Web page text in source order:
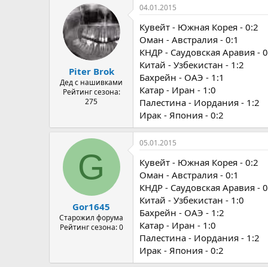
Piter Brok
Дед с нашивками
Рейтинг сезона:
275
04.01.2015
Кувейт - Южная Корея - 0:2
Оман - Австралия - 0:1
КНДР - Саудовская Аравия -
Китай - Узбекистан - 1:2
Бахрейн - ОАЭ - 1:1
Катар - Иран - 1:0
Палестина - Иордания - 1:2
Ирак - Япония - 0:2
G
Gor1645
Старожил форума
Рейтинг сезона: 0
05.01.2015
Кувейт - Южная Корея - 0:2
Оман - Австралия - 0:1
КНДР - Саудовская Аравия -
Китай - Узбекистан - 1:0
Бахрейн - ОАЭ - 1:2
Катар - Иран - 1:0
Палестина - Иордания - 1:2
Ирак - Япония - 0:2